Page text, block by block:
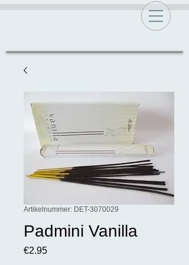
Artikelnummer: DET-3070029
Padmini Vanilla
€2.95Preis